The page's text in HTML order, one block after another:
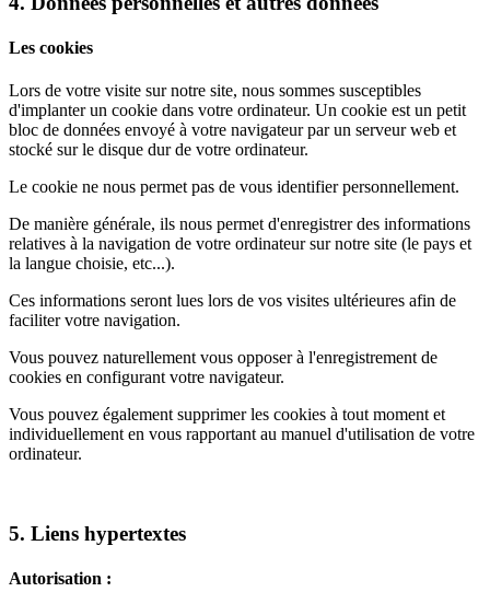
Les cookies
Lors de votre visite sur notre site, nous sommes susceptibles
d'implanter un cookie dans votre ordinateur. Un cookie est un petit
bloc de données envoyé à votre navigateur par un serveur web et
stocké sur le disque dur de votre ordinateur.
Le cookie ne nous permet pas de vous identifier personnellement.
De manière générale, ils nous permet d'enregistrer des informations
relatives à la navigation de votre ordinateur sur notre site (le pays et
la langue choisie, etc...).
Ces informations seront lues lors de vos visites ultérieures afin de
faciliter votre navigation.
Vous pouvez naturellement vous opposer à l'enregistrement de
cookies en configurant votre navigateur.
Vous pouvez également supprimer les cookies à tout moment et
individuellement en vous rapportant au manuel d'utilisation de votre
ordinateur.
5. Liens hypertextes
Autorisation :